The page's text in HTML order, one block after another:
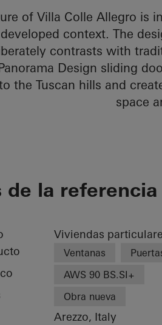
of Villa Colle Allegro is
context. The
contrasts with
Design sliding
the Tuscan hills and
space
de la referencia
Viviendas
Ventanas
AWS 90 BS.SI+
Obra nueva
Arezzo, Italy